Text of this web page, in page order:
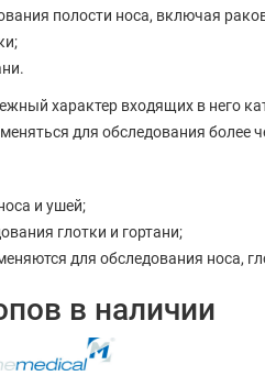
полости носа, включая
характер входящих в него
для обследования более
и ушей;
глотки и гортани;
для обследования носа,
в наличии